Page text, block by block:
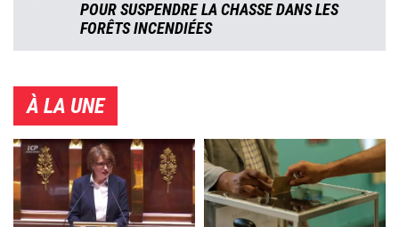
POUR SUSPENDRE LA CHASSE DANS LES
FORÊTS INCENDIÉES
À LA UNE
Image Image